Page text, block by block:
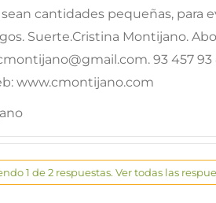
cantidades pequeñas, para
Suerte.Cristina Montijano.
93 457 93
www.cmontijano.com
1 de 2 respuestas. Ver todas las